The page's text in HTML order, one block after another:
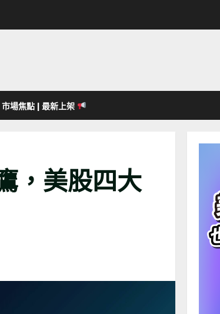
市場焦點 | 最新上架
，美股四大